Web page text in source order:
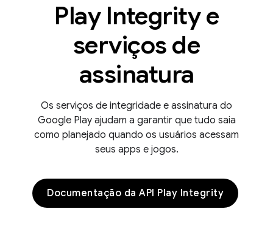
Play Integrity e
serviços de
assinatura
Os serviços de integridade e assinatura do
Google Play ajudam a garantir que tudo saia
como planejado quando os usuários acessam
seus apps e jogos.
Documentação da API Play Integrity